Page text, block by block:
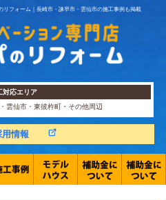
フォーム｜長崎市・諫早市・雲仙市の施工事例も掲載
対応エリア
雲仙市・東彼杵町・その他周辺
用情報